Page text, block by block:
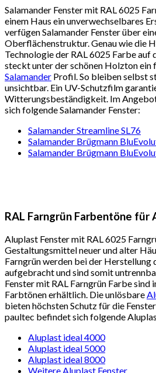
Salamander Fenster mit RAL 6025
einem Haus ein unverwechselbares
verfügen Salamander Fenster über
Oberflächenstruktur. Genau wie die
Technologie der RAL 6025 Farbe auf
steckt unter der schönen Holzton ein
Salamander Profil. So bleiben selbst
unsichtbar. Ein UV-Schutzfilm
Witterungsbeständigkeit. Im
sich folgende Salamander Fenster:
Salamander Streamline SL76
Salamander Brügmann
Salamander Brügmann
RAL Farngrün Farbentöne für
Aluplast Fenster mit RAL 6025
Gestaltungsmittel neuer und alter
Farngrün werden bei der
aufgebracht und sind somit
Fenster mit RAL Farngrün Farbe sind
Farbtönen erhältlich. Die unlösbare
bieten höchsten Schutz für die
paultec befindet sich folgende
Aluplast ideal 4000
Aluplast ideal 5000
Aluplast ideal 8000
Weitere Aluplast Fenster